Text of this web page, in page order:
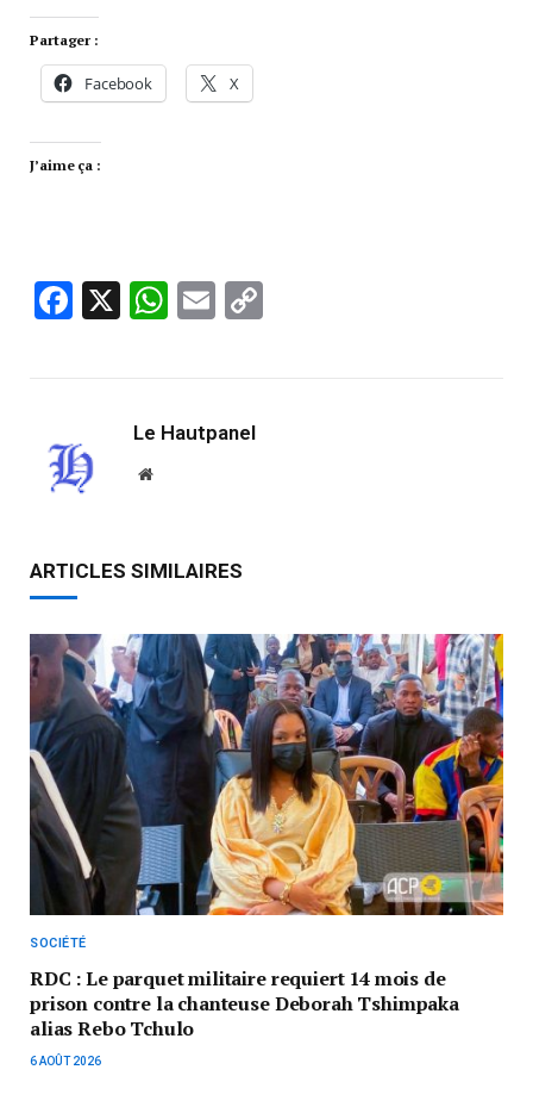
Partager :
Facebook X
J’aime ça :
Facebook
X WhatsApp
Email
Le Hautpanel
Website
ARTICLES SIMILAIRES
SOCIÉTÉ
RDC : Le parquet militaire requiert 14 mois de
prison contre la chanteuse Deborah Tshimpaka
alias Rebo Tchulo
6 AOÛT 2026